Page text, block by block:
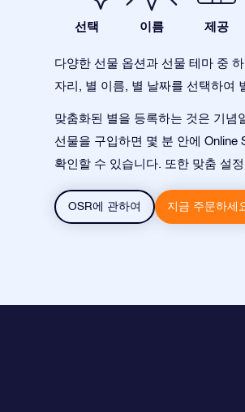
선택 이름 제공
다양한 선물 옵션과 선물 테마 중
자리, 별 이름, 별 날짜를 선택하여
맞춤화된 별을 등록하는 것은 기념
선물을 구입하면 몇 분 안에
확인할 수 있습니다. 또한 맞춤 설
OSR에 관하여 지금 주문하세